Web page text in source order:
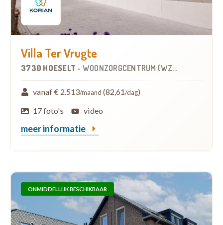
Villa Ter Vrugte
3730 HOESELT - WOONZORGCENTRUM (WZC)
vanaf € 2.513/maand (82,61/dag)
17 foto's
video
meer informatie
ONMIDDELLIJK BESCHIKBAAR